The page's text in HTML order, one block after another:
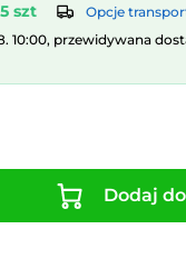
szt
Opcje
10:00, przewidywana
Dodaj